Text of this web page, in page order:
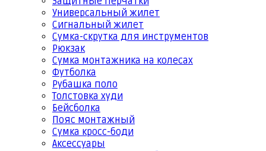
Универсальный жилет
Сигнальный жилет
Сумка-скрутка для инструментов
Рюкзак
Сумка монтажника на колесах
Футболка
Рубашка поло
Толстовка худи
Бейсболка
Пояс монтажный
Сумка кросс-боди
Аксессуары